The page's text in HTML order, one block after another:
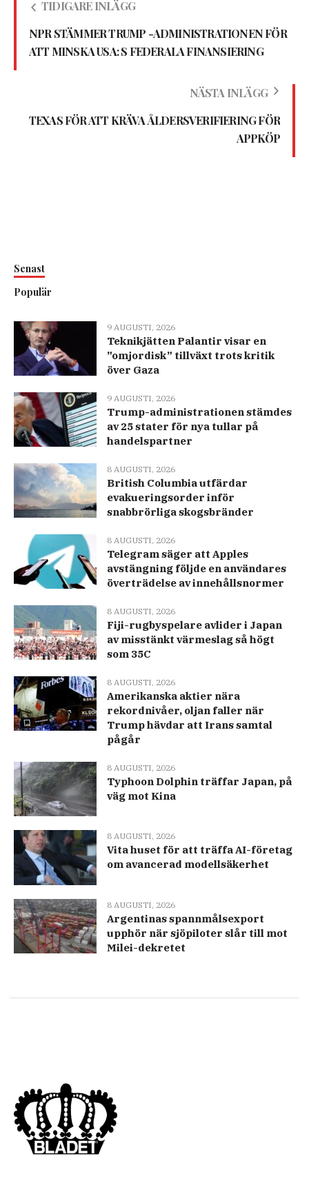
TIDIGARE INLÄGG
NPR STÄMMER TRUMP -ADMINISTRATIONEN FÖR
ATT MINSKA USA: S FEDERALA FINANSIERING
NÄSTA INLÄGG
TEXAS FÖR ATT KRÄVA ÅLDERSVERIFIERING FÖR
APPKÖP
Senast
Populär
9 AUGUSTI, 2026
Teknikjätten Palantir visar en
”omjordisk” tillväxt trots kritik
över Gaza
9 AUGUSTI, 2026
Trump-administrationen stämdes
av 25 stater för nya tullar på
handelspartner
8 AUGUSTI, 2026
British Columbia utfärdar
evakueringsorder inför
snabbrörliga skogsbränder
8 AUGUSTI, 2026
Telegram säger att Apples
avstängning följde en användares
överträdelse av innehållsnormer
8 AUGUSTI, 2026
Fiji-rugbyspelare avlider i Japan
av misstänkt värmeslag så högt
som 35C
8 AUGUSTI, 2026
Amerikanska aktier nära
rekordnivåer, oljan faller när
Trump hävdar att Irans samtal
pågår
8 AUGUSTI, 2026
Typhoon Dolphin träffar Japan, på
väg mot Kina
8 AUGUSTI, 2026
Vita huset för att träffa AI-företag
om avancerad modellsäkerhet
8 AUGUSTI, 2026
Argentinas spannmålsexport
upphör när sjöpiloter slår till mot
Milei-dekretet